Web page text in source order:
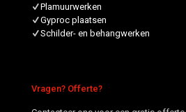
Plamuurwerken
Gyproc plaatsen
Schilder- en behangwerken
Vragen? Offerte?